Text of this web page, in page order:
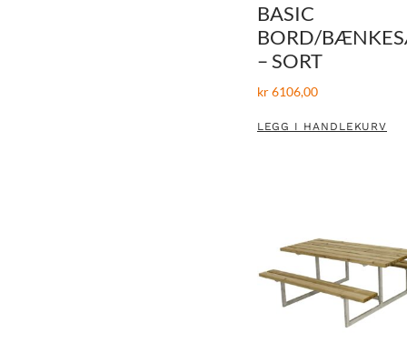
BASIC
BORD/
– SORT
kr6106,00
LEGG I HANDLEKURV